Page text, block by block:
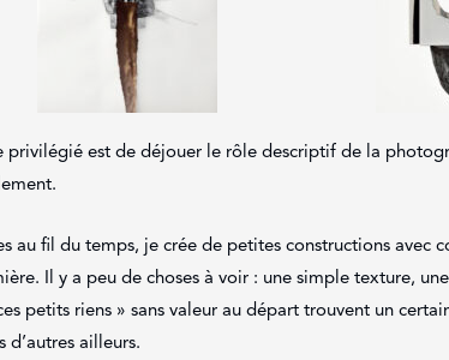
privilégié est de déjouer le rôle descriptif de la
au fil du temps, je crée de petites constructions avec
Il y a peu de choses à voir : une simple texture,
petits riens » sans valeur au départ trouvent un
d’autres ailleurs.